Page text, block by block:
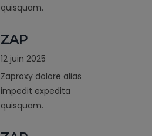
quisquam.
ZAP
12 juin 2025
Zaproxy dolore alias
impedit expedita
quisquam.